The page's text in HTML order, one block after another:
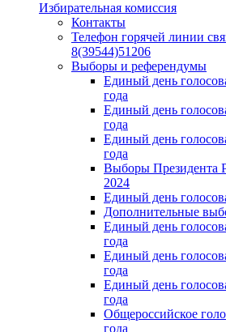
Избирательная комиссия
Контакты
Телефон горячей линии
8(39544)51206
Выборы и референдумы
Единый день
года
Единый день
года
Единый день
года
Выборы Президента
2024
Единый день
Дополнительные
Единый день
года
Единый день
года
Единый день
года
Общероссийское
года